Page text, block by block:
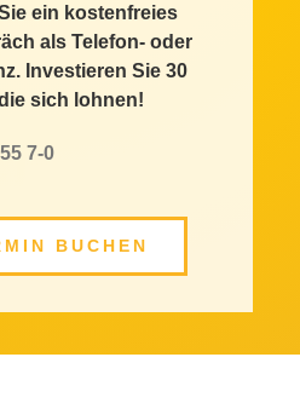
ein kostenfreies
als Telefon- oder
Investieren Sie 30
sich lohnen!
7-0
BUCHEN